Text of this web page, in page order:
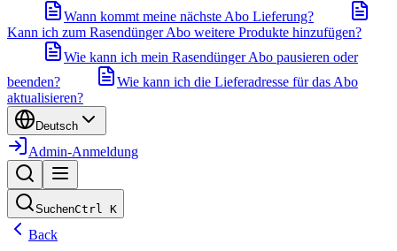
Wann kommt meine nächste Abo Lieferung?
Kann ich zum Rasendünger Abo weitere Produkte hinzufügen?
Wie kann ich mein Rasendünger Abo pausieren oder
beenden?
Wie kann ich die Lieferadresse für das Abo
aktualisieren?
Deutsch
Admin-Anmeldung
SuchenCtrl K
Back